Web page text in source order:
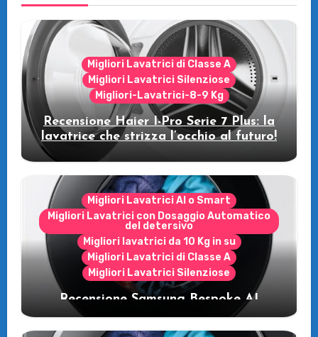
Migliori Lavatrici di Classe A
Migliori Lavatrici Silenziose
Migliori-Lavatrici-8-9 Kg
Recensione Haier I-Pro Serie 7 Plus: la
lavatrice che strizza l’occhio al futuro!
Migliori Lavatrici AI o Smart
Migliori Lavatrici con Dosaggio Automatico
del detersivo
Migliori lavatrici da 10 Kg in su
Migliori Lavatrici di Classe A
Migliori Lavatrici Silenziose
Recensione Samsung Bespoke AI
WW11DB7B94GE/U3: la lavatrice
intelligente che fa risparmiare